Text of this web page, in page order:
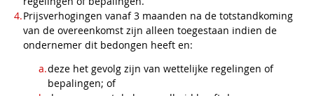
Prijsverhogingen vanaf 3 maanden na de totstandkoming
van de overeenkomst zijn alleen toegestaan indien de
ondernemer dit bedongen heeft en:
deze het gevolg zijn van wettelijke regelingen of
bepalingen; of